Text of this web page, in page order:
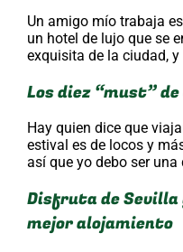
Un amigo mío trabaja
un hotel de lujo que se
exquisita de la ciudad,
Los diez “must”
Hay quien dice que
estival es de locos y
así que yo debo ser una
Disfruta de Sevilla
mejor alojamiento